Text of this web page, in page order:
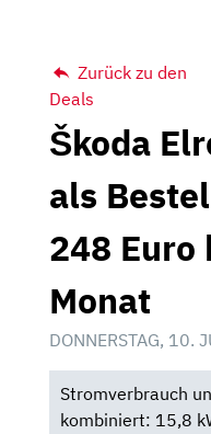
Zurück zu den
Deals
Škoda
als
248
Monat
DONNERSTAG,
Stromverbrauch
kombiniert: 15,8